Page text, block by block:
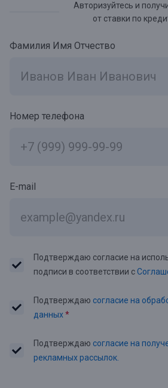
Авторизуйтесь и
от ставки по
Фамилия Имя Отчество
Номер телефона
E-mail
Подтверждаю согласие на
подписи в соответствии с
Подтверждаю согласие на
данных*
Подтверждаю согласие на
рекламных рассылок.